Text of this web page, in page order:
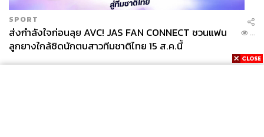
SPORT
ส่งกำลังใจก่อนลุย AVC! JAS FAN CONNECT ชวนแฟน
ลูกยางใกล้ชิดนักตบสาวทีมชาติไทย 15 ส.ค.นี้
...